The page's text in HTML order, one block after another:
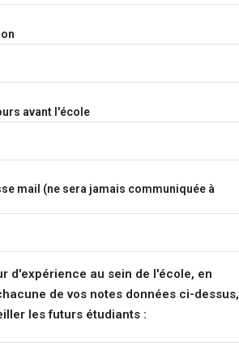
pas et n'aura jamais accès à tes informations
respectent pas ces règles.
:
avant l'école
mail (ne sera jamais communiquée à
d'expérience au sein de l'école, en
de vos notes données ci-dessus,
les futurs étudiants :